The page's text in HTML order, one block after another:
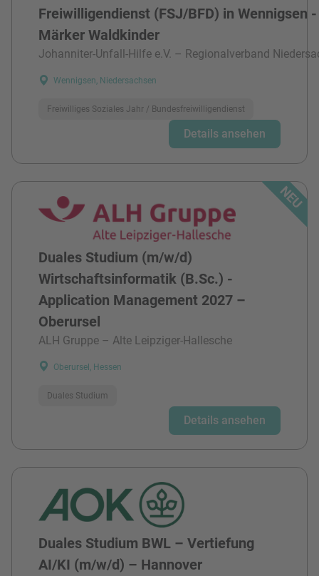
Freiwilligendienst (FSJ/BFD) in Wennigsen
Märker Waldkinder
Johanniter-Unfall-Hilfe e.V. – Regionalverband
Wennigsen, Niedersachsen
Freiwilliges Soziales Jahr / Bundesfreiwilligendienst
Details ansehen
Duales Studium (m/w/d)
Wirtschaftsinformatik (B.Sc.) -
Application Management 2027 –
Oberursel
ALH Gruppe – Alte Leipziger-Hallesche
Oberursel, Hessen
Duales Studium
Details ansehen
Duales Studium BWL – Vertiefung
AI/KI (m/w/d) – Hannover